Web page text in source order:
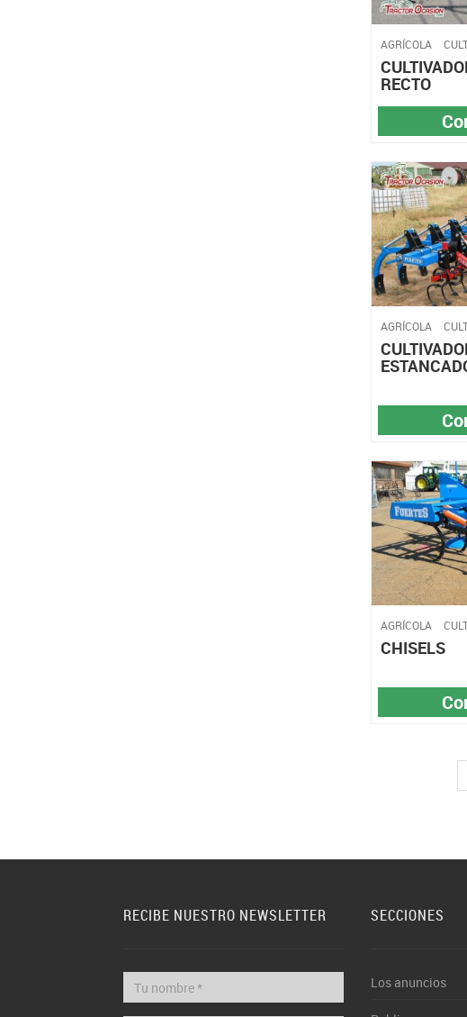
AGRÍCOLA
RECTO
AGRÍCOLA
AGRÍCOLA
CHISELS
RECIBE NUESTRO NEWSLETTER SECCIONES
Los anuncios